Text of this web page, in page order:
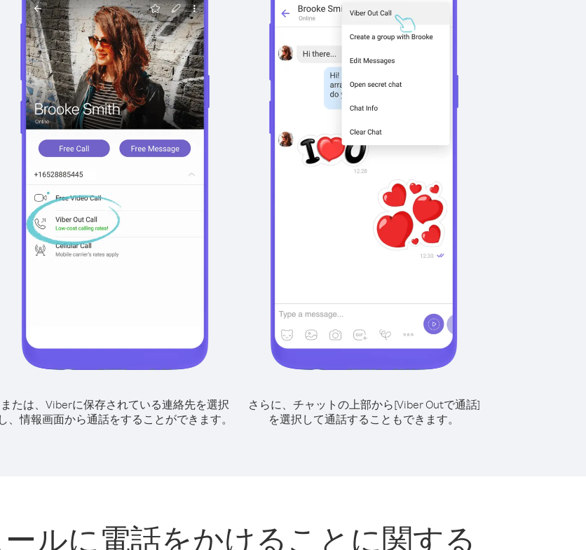
または、Viberに保存されている連絡先を選択
し、情報画面から通話をすることができます。
さらに、チャットの上部から[Viber Outで通話]
を選択して通話することもできます。
ルに電話をかけることに関する